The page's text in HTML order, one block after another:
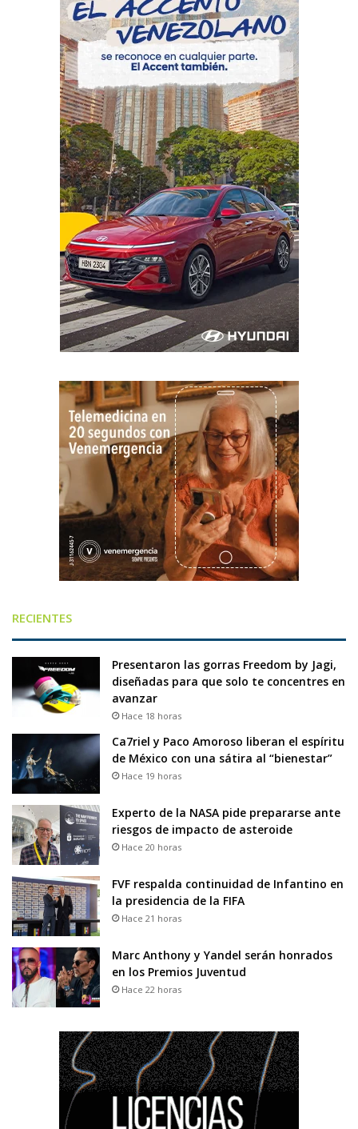
RECIENTES
Presentaron las gorras Freedom by Jagi,
diseñadas para que solo te concentres en
avanzar
Hace 18 horas
Ca7riel y Paco Amoroso liberan el espíritu
de México con una sátira al “bienestar”
Hace 19 horas
Experto de la NASA pide prepararse ante
riesgos de impacto de asteroide
Hace 20 horas
FVF respalda continuidad de Infantino en
la presidencia de la FIFA
Hace 21 horas
Marc Anthony y Yandel serán honrados
en los Premios Juventud
Hace 22 horas